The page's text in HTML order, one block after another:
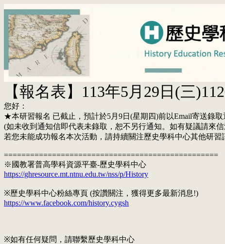
【報名表】113年5月29日(三
您好：
★本研習報名 已截止，預計於5月9日(星期四)前以Email寄送錄取
(如未收到通知信即代表未錄取，恕不另行通知。如有疑議請來
若您未能成功報名本次活動，請持續關注歷史學科中心其他研習
=================================================
※國教署普高學科資源平臺-歷史學科中心
https://ghresource.mt.ntnu.edu.tw/nss/p/History
※歷史學科中心粉絲專頁 (按讚關注，獲得更多最新消息!)
https://www.facebook.com/history.cygsh
※如有任何疑問，請聯繫歷史學科中心